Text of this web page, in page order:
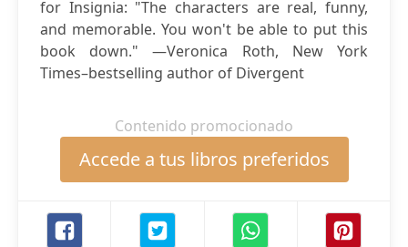
for Insignia: "The characters are real, funny,
and memorable. You won't be able to put this
book down." —Veronica Roth, New York
Times–bestselling author of Divergent
Contenido promocionado
Accede a tus libros preferidos